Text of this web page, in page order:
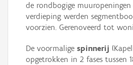
de rondbogige
verdieping werden
voorzien. Gerenoveerd tot
De voormalige spinnerij
opgetrokken in 2 fases tussen